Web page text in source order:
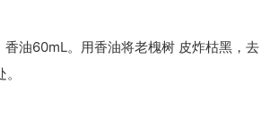
60mL。用香油将老槐树 皮炸枯黑，去